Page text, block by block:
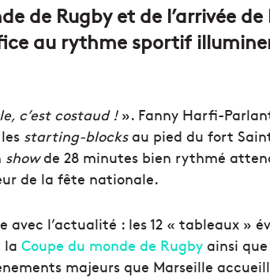
de Rugby et de l’arrivée de
au rythme sportif
c’est costaud !». Fanny Harfi-
starting-blocksau pied du fort
showde 28 minutes bien rythmé
de la fête nationale.
l’actualité : les 12 « tableaux »
la Coupe du monde de Rugby ainsi
majeurs que Marseille